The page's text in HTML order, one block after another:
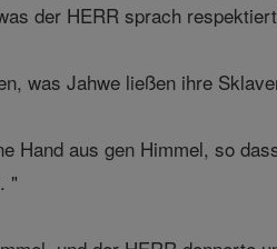
der HERR sprach
was Jahwe ließen ihre
Hand aus gen Himmel, so
"